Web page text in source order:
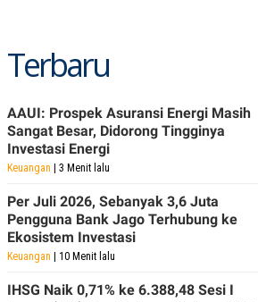
Terbaru
AAUI: Prospek Asuransi Energi Masih
Sangat Besar, Didorong Tingginya
Investasi Energi
Keuangan | 3 Menit lalu
Per Juli 2026, Sebanyak 3,6 Juta
Pengguna Bank Jago Terhubung ke
Ekosistem Investasi
Keuangan | 10 Menit lalu
IHSG Naik 0,71% ke 6.388,48 Sesi I